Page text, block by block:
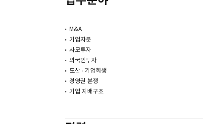
M&A
기업자문
사모투자
외국인투자
도산 ∙ 기업회생
경영권 분쟁
기업 지배구조